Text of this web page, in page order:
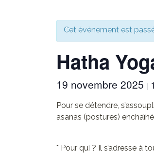
Cet évènement est
Hatha
19 novembre 2025 |
Pour se détendre,
asanas (postures)
* Pour qui ? Il s’adresse à